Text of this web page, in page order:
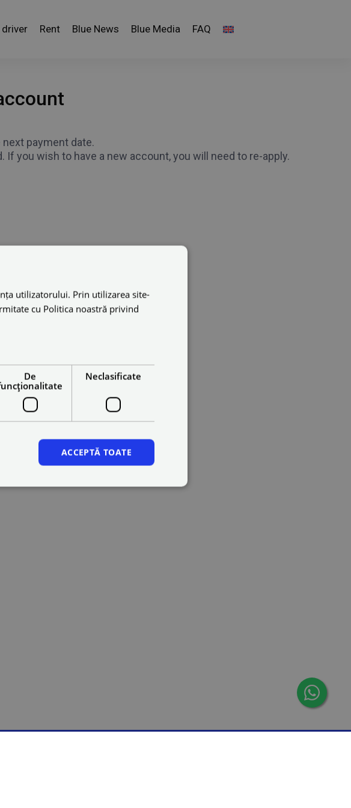
driver Rent Blue News Blue Media FAQ
payment date.
you wish to have a new account, you will need to re-apply.
utilizatorului. Prin utilizarea site-
cu Politica noastră privind
De
Neclasificate
ACCEPTĂ TOATE